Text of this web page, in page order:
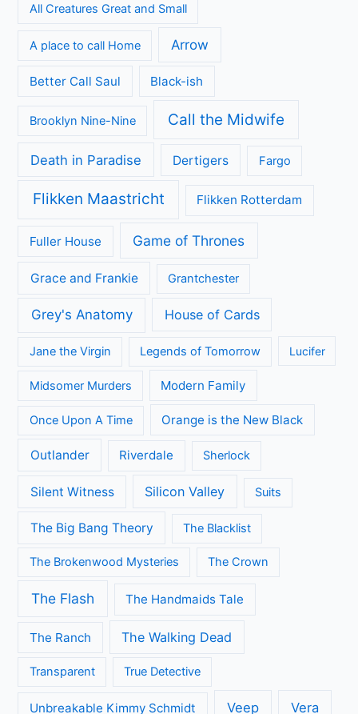
All Creatures Great and Small
A place to call Home Arrow
Better Call Saul Black-ish
Brooklyn Nine-Nine Call the Midwife
Death in Paradise Dertigers Fargo
Flikken Maastricht Flikken Rotterdam
Fuller House Game of Thrones
Grace and Frankie Grantchester
Grey's Anatomy House of Cards
Jane the Virgin Legends of Tomorrow Lucifer
Midsomer Murders Modern Family
Once Upon A Time Orange is the New Black
Outlander Riverdale Sherlock
Silent Witness Silicon Valley Suits
The Big Bang Theory The Blacklist
The Brokenwood Mysteries The Crown
The Flash The Handmaids Tale
The Ranch The Walking Dead
Transparent True Detective
Unbreakable Kimmy Schmidt Veep Vera